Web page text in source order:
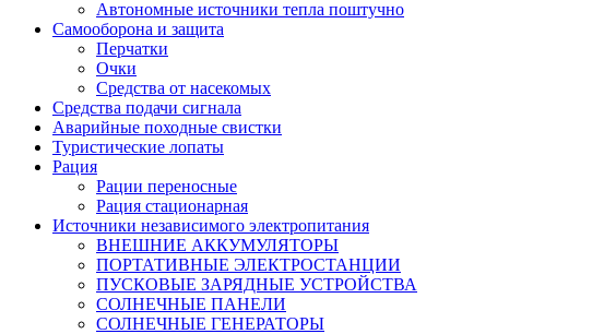
Автономные источники тепла поштучно
Самооборона и защита
Перчатки
Очки
Средства от насекомых
Средства подачи сигнала
Аварийные походные свистки
Туристические лопаты
Рация
Рации переносные
Рация стационарная
Источники независимого электропитания
ВНЕШНИЕ АККУМУЛЯТОРЫ
ПОРТАТИВНЫЕ ЭЛЕКТРОСТАНЦИИ
ПУСКОВЫЕ ЗАРЯДНЫЕ УСТРОЙСТВА
СОЛНЕЧНЫЕ ПАНЕЛИ
СОЛНЕЧНЫЕ ГЕНЕРАТОРЫ